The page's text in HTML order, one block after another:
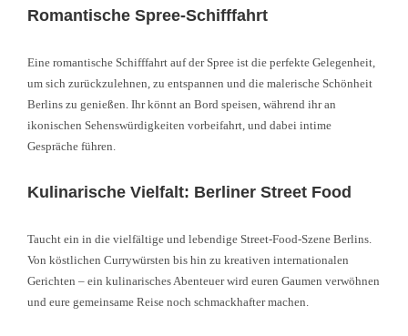
Romantische Spree-Schifffahrt
Eine romantische Schifffahrt auf der Spree ist die perfekte Gelegenheit,
um sich zurückzulehnen, zu entspannen und die malerische Schönheit
Berlins zu genießen. Ihr könnt an Bord speisen, während ihr an
ikonischen Sehenswürdigkeiten vorbeifahrt, und dabei intime
Gespräche führen.
Kulinarische Vielfalt: Berliner Street Food
Taucht ein in die vielfältige und lebendige Street-Food-Szene Berlins.
Von köstlichen Currywürsten bis hin zu kreativen internationalen
Gerichten – ein kulinarisches Abenteuer wird euren Gaumen verwöhnen
und eure gemeinsame Reise noch schmackhafter machen.